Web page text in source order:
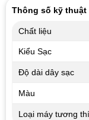
Thông số kỹ thuật
Chất liệu
Kiểu Sạc
Độ dài dây sạc
Màu
Loại máy tương